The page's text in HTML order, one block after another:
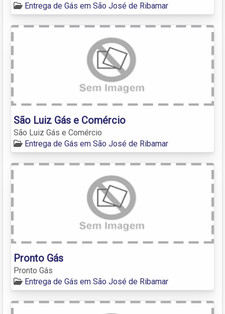
Entrega de Gás em São José de Ribamar
São Luiz Gás e Comércio
São Luiz Gás e Comércio
Entrega de Gás em São José de Ribamar
Pronto Gás
Pronto Gás
Entrega de Gás em São José de Ribamar